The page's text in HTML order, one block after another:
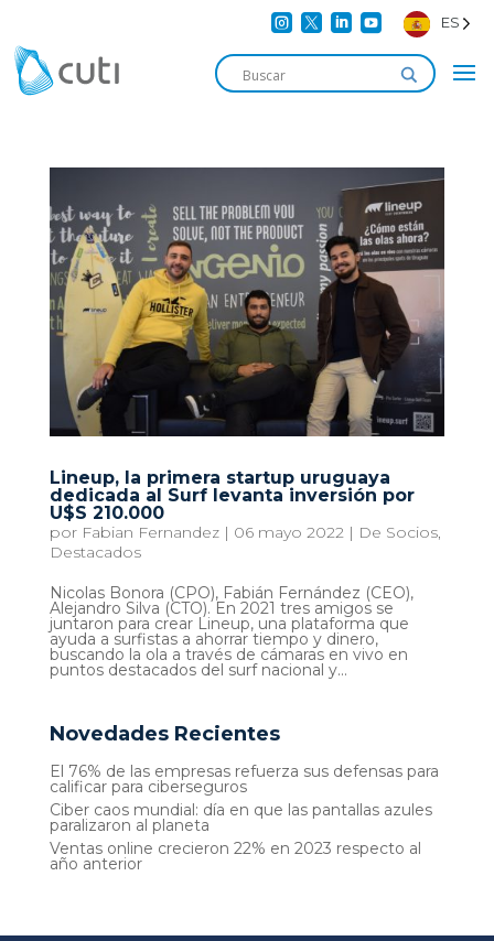
    ES
Lineup, la primera startup uruguaya
dedicada al Surf levanta inversión por
U$S 210.000
por Fabian Fernandez| 06 mayo 2022| De Socios,
Destacados
Nicolas Bonora (CPO), Fabián Fernández (CEO),
Alejandro Silva (CTO). En 2021 tres amigos se
juntaron para crear Lineup, una plataforma que
ayuda a surfistas a ahorrar tiempo y dinero,
buscando la ola a través de cámaras en vivo en
puntos destacados del surf nacional y...
Novedades Recientes
El 76% de las empresas refuerza sus defensas para
calificar para ciberseguros
Ciber caos mundial: día en que las pantallas azules
paralizaron al planeta
Ventas online crecieron 22% en 2023 respecto al
año anterior